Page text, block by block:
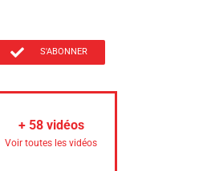
S'ABONNER
+ 58vidéos
Voir toutes les vidéos